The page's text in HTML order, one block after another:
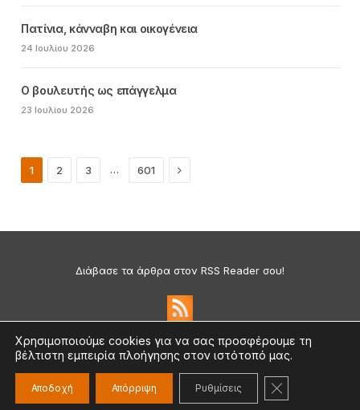
Πατίνια, κάνναβη και οικογένεια
24 Ιουλίου 2026
Ο βουλευτής ως επάγγελμα
23 Ιουλίου 2026
1 2 3 … 601 Next
Διάβασε τα άρθρα στον RSS Reader σου!
Πολιτική Απορρήτου & Cookies
©2026 medium.gr | Designed & Supported bynat.ad
Χρησιμοποιούμε cookies για να σας προσφέρουμε τη
βέλτιστη εμπειρία πλοήγησης στον ιστότοπό μας.
Αποδοχή Απόρριψη Ρυθμίσεις ΚΛΕΊΣΙΜΟ ΤΟΥ